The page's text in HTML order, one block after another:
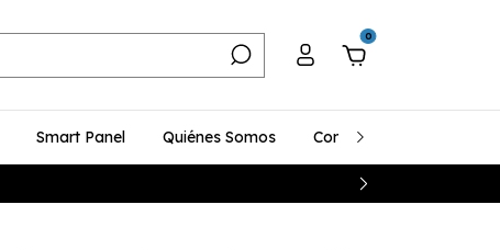
0
Smart Panel Quiénes Somos Contacto